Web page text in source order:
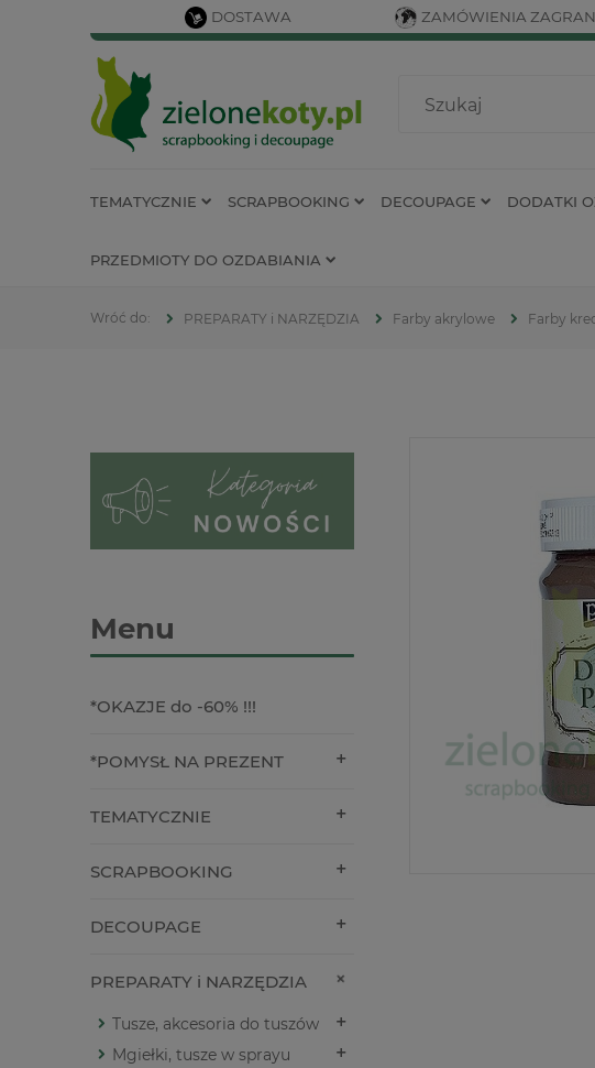
DOSTAWA ZAMÓWIENIA
TEMATYCZNIE SCRAPBOOKING DECOUPAGE DODATKI
PRZEDMIOTY DO OZDABIANIA
PREPARATY i NARZĘDZIA Farby akrylowe Farby
Menu
*OKAZJE do -60% !!!
*POMYSŁ NA PREZENT
TEMATYCZNIE
SCRAPBOOKING
DECOUPAGE
PREPARATY i NARZĘDZIA
Tusze, akcesoria do tuszów
Mgiełki, tusze w sprayu